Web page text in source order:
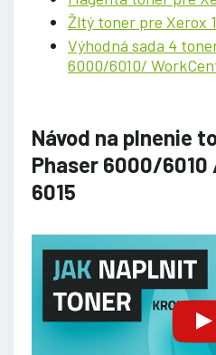
Žltý toner pre Xerox
Výhodná sada 4
6000/6010/
Návod na plnenie
Phaser 6000/6010
6015